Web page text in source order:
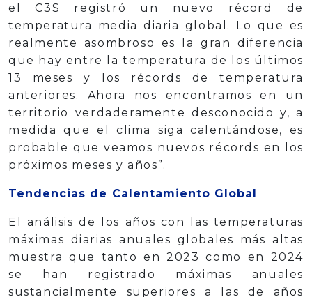
el C3S registró un nuevo récord de
temperatura media diaria global. Lo que es
realmente asombroso es la gran diferencia
que hay entre la temperatura de los últimos
13 meses y los récords de temperatura
anteriores. Ahora nos encontramos en un
territorio verdaderamente desconocido y, a
medida que el clima siga calentándose, es
probable que veamos nuevos récords en los
próximos meses y años”.
Tendencias de Calentamiento Global
El análisis de los años con las temperaturas
máximas diarias anuales globales más altas
muestra que tanto en 2023 como en 2024
se han registrado máximas anuales
sustancialmente superiores a las de años